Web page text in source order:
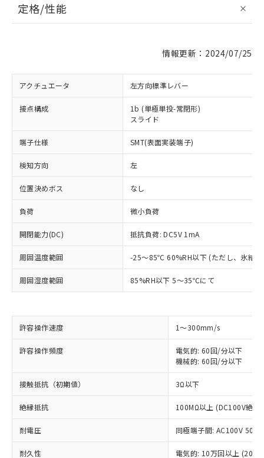
定格/性能
情報更新：2024/07/25
アクチュエータ 左方向標準レバー
接点構成
1b (単極単投-常閉形)
スライド
端子仕様 SMT(表面実装端子)
検知方向 左
位置決めボス なし
負荷 微小負荷
開閉能力(DC) 抵抗負荷: DC5V 1mA
周囲温度範囲 -25～85℃ 60%RH以下 (ただし、氷結
周囲湿度範囲 85%RH以下 5～35℃にて
許容操作速度 1～300mm/s
許容操作頻度
電気的: 60回/分以下
機械的: 60回/分以下
接触抵抗（初期値） 3Ω以下
絶縁抵抗 100MΩ以上 (DC100V絶縁
耐電圧 同極端子間: AC100V 50/
耐久性 電気的: 10万回以上 (20
ご利用条件
以下の条件をお読みいただき、同意のうえ
※1 対応状況
対応済み：EU RoHS指令（10物質）の
非含有に対応した製品が提供可能な商品で
す。
対応予定：EU RoHS指令（10物質）の非含
有に対応した製品に切り替える予定のある
対応予定なし：EU RoHS指令（10物質）の
非含有に非対応の商品で、対応品を出す予